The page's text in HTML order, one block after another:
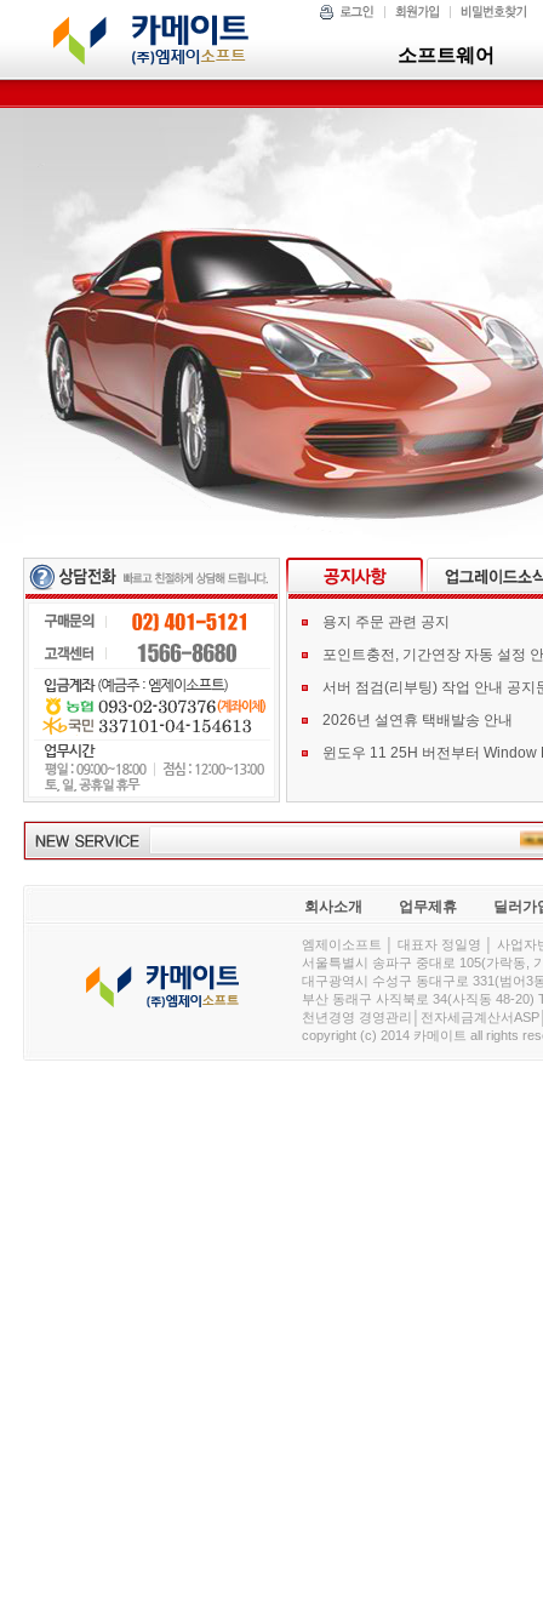
소프트웨어
용지 주문 관련 공지
포인트충전, 기간연장 자동 설정
서버 점검(리부팅) 작업 안내 공지
2026년 설연휴 택배발송 안내
회사소개 업무제휴 딜러가
엠제이소프트 │ 대표자 정일영 │ 사업
서울특별시 송파구 중대로 105(가락동,
대구광역시 수성구 동대구로 331(범어3
부산 동래구 사직북로 34(사직동 48-20)
천년경영 경영관리│전자세금계산서
copyright (c) 2014 카메이트 all rights